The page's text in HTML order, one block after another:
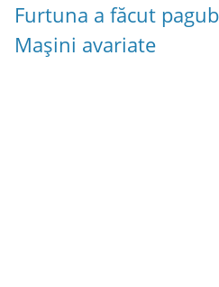
Furtuna a făcut
Mașini avariate